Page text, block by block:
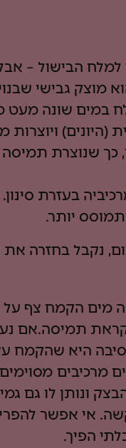
הבישול –
מוצק גבישי
במים שונה מעט
(היונים)
שנוצרת תמיסה
בעזרת
יותר.
נקבל בחזרה
מים הקמח צף על
נקראת תמיסה.אם
היא שהקמח
מרכיבים
ונותן לו גם
אי אפשר
הפיך.